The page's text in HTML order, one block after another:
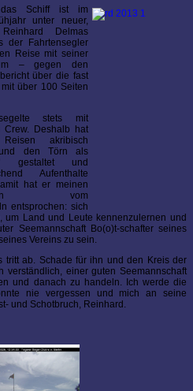
Schiff ist im
unter neuer,
Delmas
der Fahrtensegler
Reise mit seiner
– gegen den
über die fast
über 100 Seiten
stets mit
Crew. Deshalb hat
akribisch
den Törn als
gestaltet und
Aufenthalte
hat er meinen
vom
entsprochen: sich
um Land und Leute kennenzulernen und
Seemannschaft Bo(o)t-schafter seines
Vereins zu sein.
tritt ab. Schade für ihn und den Kreis der
verständlich, einer guten Seemannschaft
und danach zu handeln. Ich werde die
nie vergessen und mich an seine
und Schotbruch, Reinhard.